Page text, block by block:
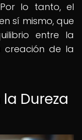
lo tanto, el
sí mismo, que
entre la
creación de la
Dureza